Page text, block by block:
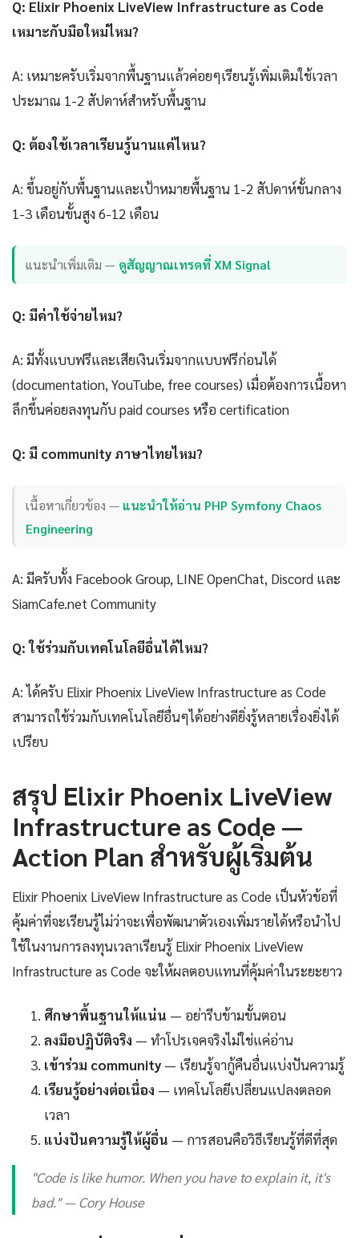
Q: Elixir Phoenix LiveView Infrastructure as Code
เหมาะกับมือใหม่ไหม?
A: เหมาะครับเริ่มจากพื้นฐานแล้วค่อยๆเรียนรู้เพิ่มเติมใช้เวลา
ประมาณ 1-2 สัปดาห์สำหรับพื้นฐาน
Q: ต้องใช้เวลาเรียนรู้นานแค่ไหน?
A: ขึ้นอยู่กับพื้นฐานและเป้าหมายพื้นฐาน 1-2 สัปดาห์ขั้นกลาง
1-3 เดือนขั้นสูง 6-12 เดือน
แนะนำเพิ่มเติม — ดูสัญญาณเทรดที่ XM Signal
Q: มีค่าใช้จ่ายไหม?
A: มีทั้งแบบฟรีและเสียเงินเริ่มจากแบบฟรีก่อนได้
(documentation, YouTube, free courses) เมื่อต้องการเนื้อหา
ลึกขึ้นค่อยลงทุนกับ paid courses หรือ certification
Q: มี community ภาษาไทยไหม?
เนื้อหาเกี่ยวข้อง — แนะนำให้อ่าน PHP Symfony Chaos
Engineering
A: มีครับทั้ง Facebook Group, LINE OpenChat, Discord และ
SiamCafe.net Community
Q: ใช้ร่วมกับเทคโนโลยีอื่นได้ไหม?
A: ได้ครับ Elixir Phoenix LiveView Infrastructure as Code
สามารถใช้ร่วมกับเทคโนโลยีอื่นๆได้อย่างดียิ่งรู้หลายเรื่องยิ่งได้
เปรียบ
สรุป Elixir Phoenix LiveView
Infrastructure as Code —
Action Plan สำหรับผู้เริ่มต้น
Elixir Phoenix LiveView Infrastructure as Code เป็นหัวข้อที่
คุ้มค่าที่จะเรียนรู้ไม่ว่าจะเพื่อพัฒนาตัวเองเพิ่มรายได้หรือนำไป
ใช้ในงานการลงทุนเวลาเรียนรู้ Elixir Phoenix LiveView
Infrastructure as Code จะให้ผลตอบแทนที่คุ้มค่าในระยะยาว
ศึกษาพื้นฐานให้แน่น — อย่ารีบข้ามขั้นตอน
ลงมือปฏิบัติจริง — ทำโปรเจคจริงไม่ใช่แค่อ่าน
เข้าร่วม community — เรียนรู้จากู้คืนอื่นแบ่งปันความรู้
เรียนรู้อย่างต่อเนื่อง — เทคโนโลยีเปลี่ยนแปลงตลอด
เวลา
แบ่งปันความรู้ให้ผู้อื่น — การสอนคือวิธีเรียนรู้ที่ดีที่สุด
"Code is like humor. When you have to explain it, it's
bad." — Cory House